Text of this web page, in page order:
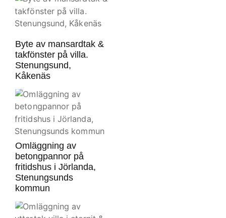
Byte av mansardtak &
takfönster på villa.
Stenungsund,
Kåkenäs
Omläggning av
betongpannor på
fritidshus i Jörlanda,
Stenungsunds
kommun